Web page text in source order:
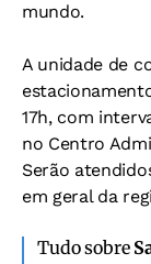
mundo.
A unidade de
17h, com
no Centro
Serão
em geral da
Tudo sobre